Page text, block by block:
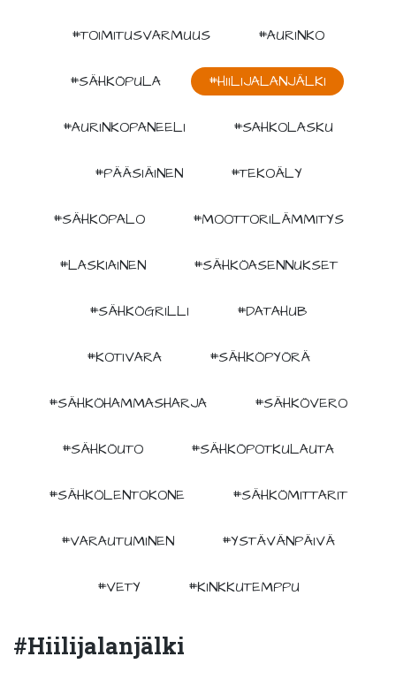
#TOIMITUSVARMUUS #AURINKO
#SÄHKÖPULA #HIILIJALANJÄLKI
#AURINKOPANEELI #SAHKOLASKU
#PÄÄSIÄINEN #TEKOÄLY
#SÄHKÖPALO #MOOTTORILÄMMITYS
#LASKIAINEN #SÄHKÖASENNUKSET
#SÄHKÖGRILLI #DATAHUB
#KOTIVARA #SÄHKÖPYÖRÄ
#SÄHKÖHAMMASHARJA #SÄHKÖVERO
#SÄHKÖUTO #SÄHKÖPOTKULAUTA
#SÄHKÖLENTOKONE #SÄHKÖMITTARIT
#VARAUTUMINEN #YSTÄVÄNPÄIVÄ
#VETY #KINKKUTEMPPU
#hiilijalanjälki